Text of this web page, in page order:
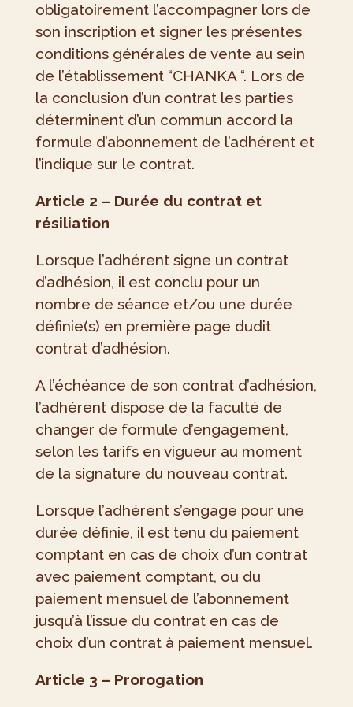
obligatoirement l’accompagner lors de
son inscription et signer les présentes
conditions générales de vente au sein
de l’établissement “CHANKA “. Lors de
la conclusion d’un contrat les parties
déterminent d’un commun accord la
formule d’abonnement de l’adhérent et
l’indique sur le contrat.
Article 2 – Durée du contrat et
résiliation
Lorsque l’adhérent signe un contrat
d’adhésion, il est conclu pour un
nombre de séance et/ou une durée
définie(s) en première page dudit
contrat d’adhésion.
A l’échéance de son contrat d’adhésion,
l’adhérent dispose de la faculté de
changer de formule d’engagement,
selon les tarifs en vigueur au moment
de la signature du nouveau contrat.
Lorsque l’adhérent s’engage pour une
durée définie, il est tenu du paiement
comptant en cas de choix d’un contrat
avec paiement comptant, ou du
paiement mensuel de l’abonnement
jusqu’à l’issue du contrat en cas de
choix d’un contrat à paiement mensuel.
Article 3 – Prorogation